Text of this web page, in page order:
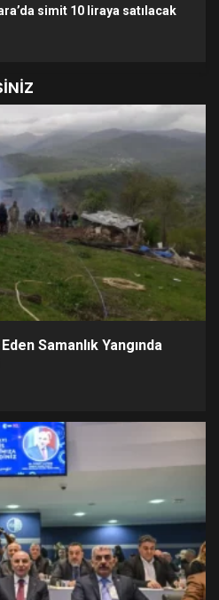
simit 10 liraya satılacak
Samanlık Yangında